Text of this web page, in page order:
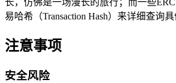
长，仿佛是一场漫长的旅行；而一些
易哈希（Transaction Hash）来详细查询
注意事项
安全风险